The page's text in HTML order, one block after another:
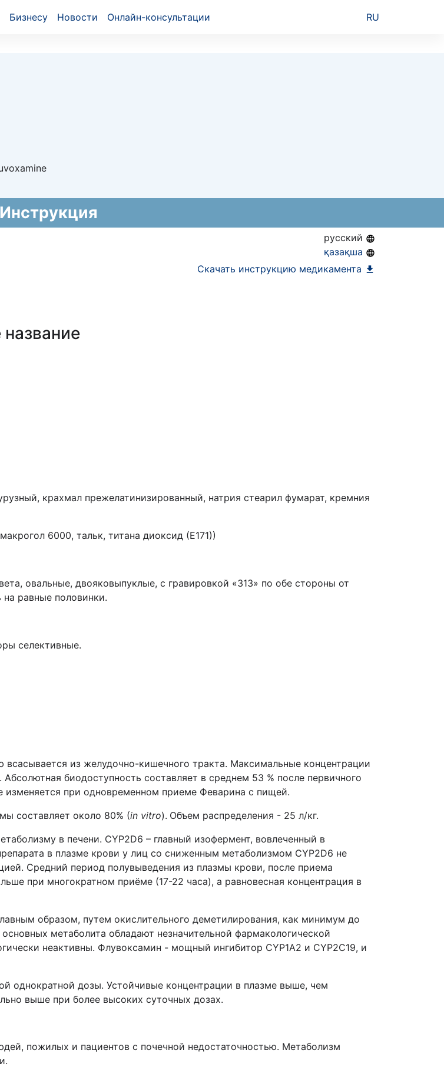
Бизнесу Новости Онлайн-консультации RU
Инструкция
русский
қазақша
Скачать инструкцию медикамента
крахмал прежелатинизированный, натрия стеарил фумарат, кремния
6000, тальк, титана диоксид (Е171))
овальные, двояковыпуклые, с гравировкой «313» по обе стороны от
равные половинки.
селективные.
из желудочно-кишечного тракта. Максимальные концентрации
биодоступность составляет в среднем 53 % после первичного
при одновременном приеме Феварина с пищей.
составляет около 80% (in vitro). Объем распределения - 25 л/кг.
в печени. CYP2D6 – главный изофермент, вовлеченный в
в плазме крови у лиц со сниженным метаболизмом CYP2D6 не
Средний период полувыведения из плазмы крови, после приема
при многократном приёме (17-22 часа), а равновесная концентрация в
образом, путем окислительного деметилирования, как минимум до
метаболита обладают незначительной фармакологической
неактивны. Флувоксамин - мощный ингибитор CYP1А2 и CYP2С19, и
однократной дозы. Устойчивые концентрации в плазме выше, чем
выше при более высоких суточных дозах.
пожилых и пациентов с почечной недостаточностью. Метаболизм